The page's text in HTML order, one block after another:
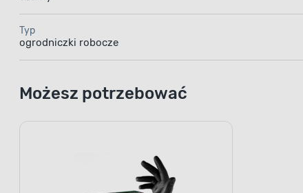
Typ
ogrodniczki robocze
Możesz potrzebować